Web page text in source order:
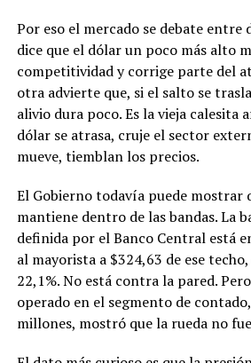
Por eso el mercado se debate entre
dice que el dólar un poco más alto
competitividad y corrige parte del
otra advierte que, si el salto se
alivio dura poco. Es la vieja calesita
dólar se atrasa, cruje el sector
mueve, tiemblan los precios.
El Gobierno todavía puede mostrar
mantiene dentro de las bandas. La
definida por el Banco Central está
al mayorista a $324,63 de ese
22,1%. No está contra la pared.
operado en el segmento de
millones, mostró que la rueda no